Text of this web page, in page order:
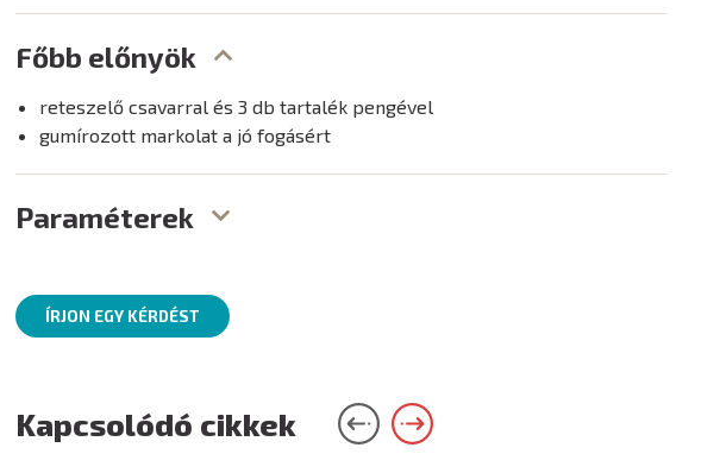
Főbb előnyök
reteszelő csavarral és 3 db tartalék pengével
gumírozott markolat a jó fogásért
Paraméterek
ÍRJON EGY KÉRDÉST
Kapcsolódó cikkek